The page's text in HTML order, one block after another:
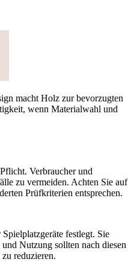
macht Holz zur bevorzugten
wenn Materialwahl und
Verbraucher und
zu vermeiden. Achten Sie auf
Prüfkriterien entsprechen.
festlegt. Sie
Nutzung sollten nach diesen
reduzieren.